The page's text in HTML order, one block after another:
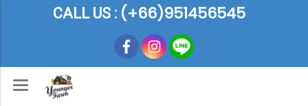
CALL US : (+66)951456545